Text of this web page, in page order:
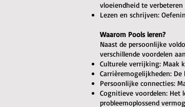
vloeiendheid te verbeteren
Lezen en schrijven:
Waarom Pools leren?
Naast de persoonlijke
verschillende voordelen
Culturele verrijking: Maak
Carrièremogelijkheden:
Persoonlijke connecties:
Cognitieve voordelen: Het
probleemoplossend